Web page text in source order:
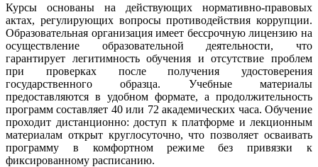
Курсы основаны на действующих нормативно-правовых
актах, регулирующих вопросы противодействия коррупции.
Образовательная организация имеет бессрочную лицензию на
осуществление образовательной деятельности, что
гарантирует легитимность обучения и отсутствие проблем
при проверках после получения удостоверения
государственного образца. Учебные материалы
предоставляются в удобном формате, а продолжительность
программ составляет 40 или 72 академических часа. Обучение
проходит дистанционно: доступ к платформе и лекционным
материалам открыт круглосуточно, что позволяет осваивать
программу в комфортном режиме без привязки к
фиксированному расписанию.